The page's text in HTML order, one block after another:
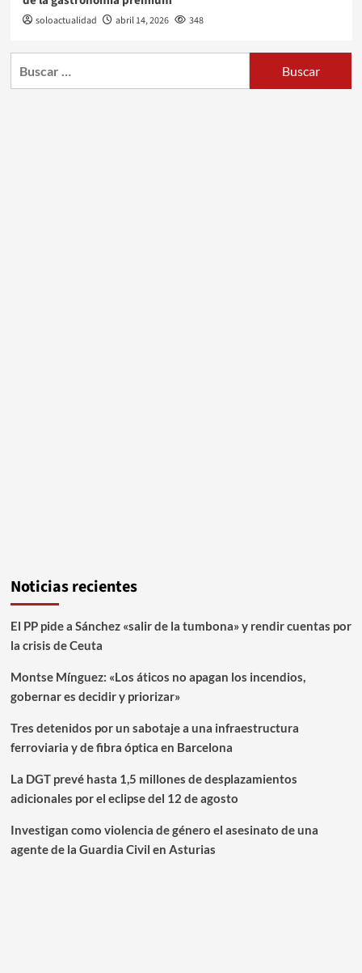
soloactualidad abril 14, 2026 348
Noticias recientes
El PP pide a Sánchez «salir de la tumbona» y rendir cuentas por
la crisis de Ceuta
Montse Mínguez: «Los áticos no apagan los incendios,
gobernar es decidir y priorizar»
Tres detenidos por un sabotaje a una infraestructura
ferroviaria y de fibra óptica en Barcelona
La DGT prevé hasta 1,5 millones de desplazamientos
adicionales por el eclipse del 12 de agosto
Investigan como violencia de género el asesinato de una
agente de la Guardia Civil en Asturias